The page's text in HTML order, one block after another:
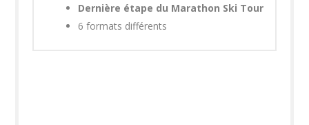
Dernière étape du Marathon Ski Tour
6 formats différents